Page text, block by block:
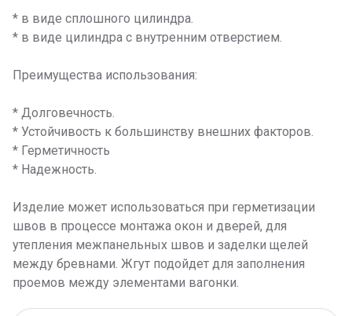
* в виде сплошного цилиндра.
* в виде цилиндра с внутренним отверстием.
Преимущества использования:
* Долговечность.
* Устойчивость к большинству внешних факторов.
* Герметичность
* Надежность.
Изделие может использоваться при герметизации
швов в процессе монтажа окон и дверей, для
утепления межпанельных швов и заделки щелей
между бревнами. Жгут подойдет для заполнения
проемов между элементами вагонки.